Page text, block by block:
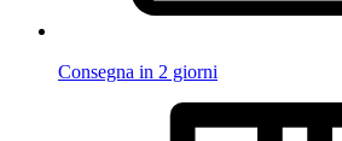
Consegna in 2 giorni